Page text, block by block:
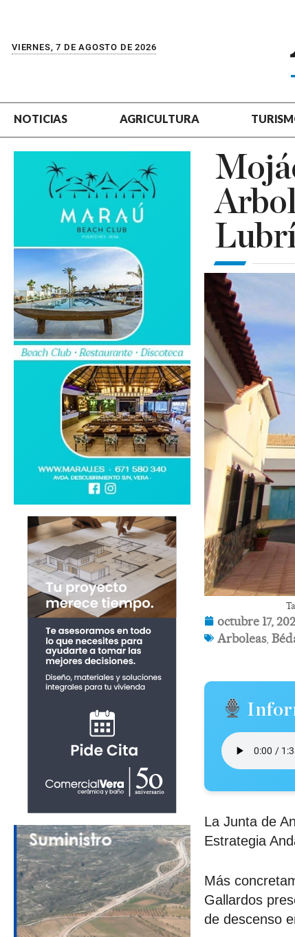
VIERNES, 7 DE AGOSTO DE 2026
NOTICIAS AGRICULTURA
octubre 17,
Arboleas,
La Junta de
Estrategia
Más
Gallardos
de descenso